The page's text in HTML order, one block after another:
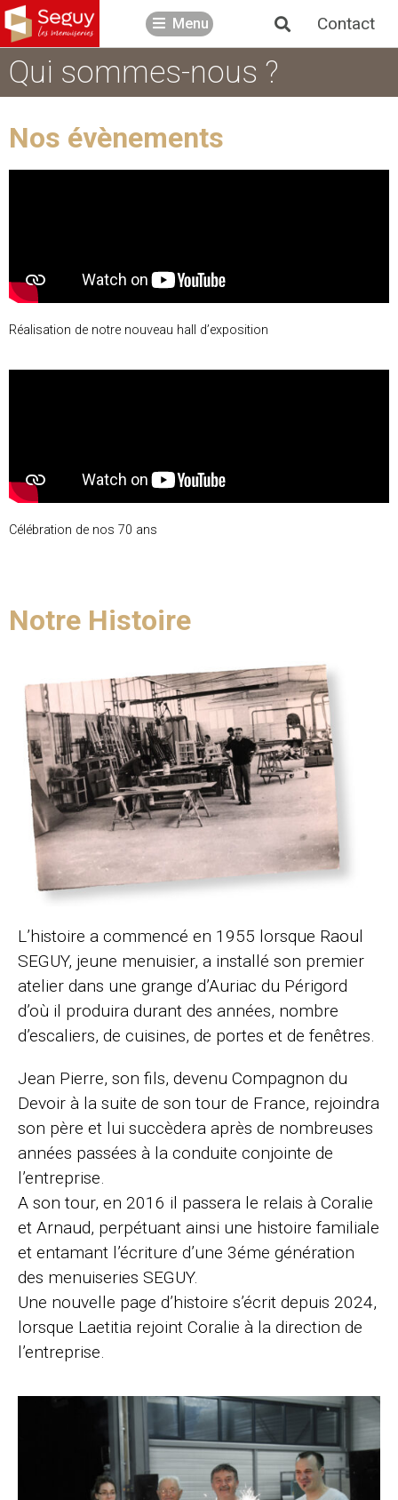
Menu Contact
Qui sommes-nous ?
Nos évènements
Réalisation de notre nouveau hall d’exposition
Célébration de nos 70 ans
Notre Histoire
L’histoire a commencé en 1955 lorsque Raoul
SEGUY, jeune menuisier, a installé son premier
atelier dans une grange d’Auriac du Périgord
d’où il produira durant des années, nombre
d’escaliers, de cuisines, de portes et de fenêtres.
Jean Pierre, son fils, devenu Compagnon du
Devoir à la suite de son tour de France, rejoindra
son père et lui succèdera après de nombreuses
années passées à la conduite conjointe de
l’entreprise.
A son tour, en 2016 il passera le relais à Coralie
et Arnaud, perpétuant ainsi une histoire familiale
et entamant l’écriture d’une 3éme génération
des menuiseries SEGUY.
Une nouvelle page d’histoire s’écrit depuis 2024,
lorsque Laetitia rejoint Coralie à la direction de
l’entreprise.